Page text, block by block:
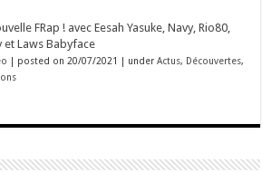
FRap ! avec Eesah Yasuke, Navy, Rio80,
et Laws Babyface
| posted on 20/07/2021 | underActus, Découvertes,